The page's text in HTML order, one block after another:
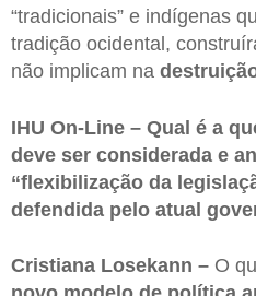
“tradicionais” e indígenas
tradição ocidental,
não implicam na
IHU On-Line – Qual é a
deve ser considerada e
“flexibilização da
defendida pelo atual
Cristiana Losekann – O